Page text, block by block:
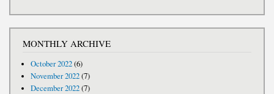
MONTHLY ARCHIVE
October 2022(6)
November 2022(7)
December 2022(7)